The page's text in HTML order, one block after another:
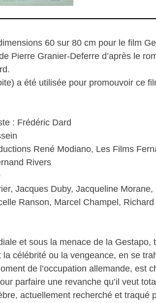
60 sur 80 cm pour le film
Pierre Granier-Deferre d’après le
a été utilisée pour promouvoir ce
: Frédéric Dard
René Modiano, Les Films
Rivers
Jacques Duby, Jacqueline
Ranson, Marcel Champel,
et sous la menace de la
célébrité ou la vengeance, en se
de l’occupation allemande, est
parfaire une revanche qu’il veut
actuellement recherché et traqué